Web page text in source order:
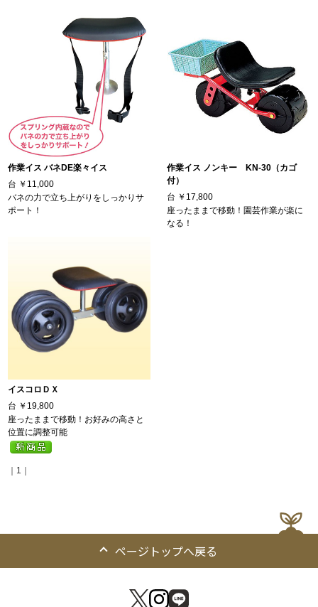
作業イス バネDE楽々イス
台 ￥11,000
バネの力で立ち上がりをしっかりサ
ポート！
作業イス ノンキー KN-30（カゴ
付）
台 ￥17,800
座ったままで移動！園芸作業が楽に
なる！
イスコロＤＸ
台 ￥19,800
座ったままで移動！お好みの高さと
位置に調整可能
｜1｜
ページトップへ戻る